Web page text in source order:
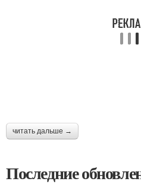
читать дальше →
Последние